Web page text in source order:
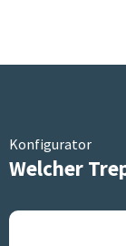
Konfigurator
Welcher